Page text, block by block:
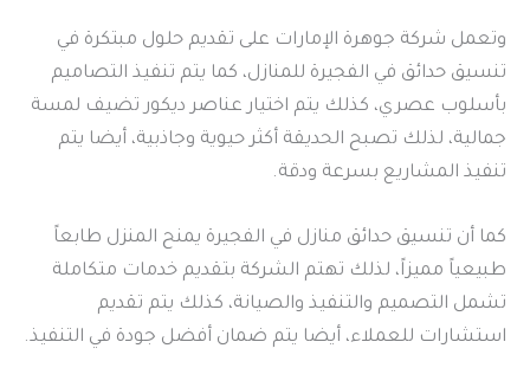
وتعمل شركة جوهرة الإمارات على تقديم حلول مبتكرة في
تنسيق حدائق في الفجيرة للمنازل، كما يتم تنفيذ التصاميم
بأسلوب عصري، كذلك يتم اختيار عناصر ديكور تضيف لمسة
جمالية، لذلك تصبح الحديقة أكثر حيوية وجاذبية، أيضا يتم
تنفيذ المشاريع بسرعة ودقة.
كما أن تنسيق حدائق منازل في الفجيرة يمنح المنزل طابعاً
طبيعياً مميزاً، لذلك تهتم الشركة بتقديم خدمات متكاملة
تشمل التصميم والتنفيذ والصيانة، كذلك يتم تقديم
استشارات للعملاء، أيضا يتم ضمان أفضل جودة في التنفيذ.